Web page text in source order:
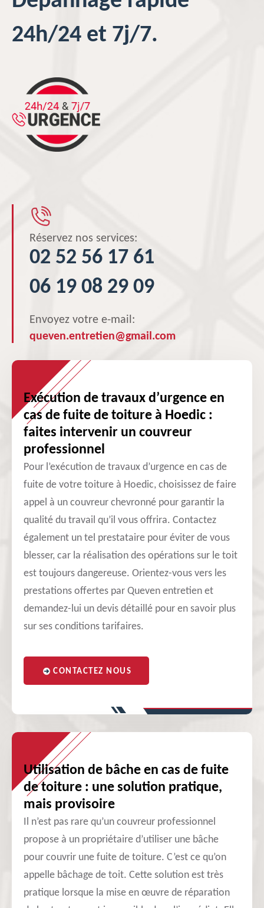
24h/24 et 7j/7.
Réservez nos services:
02 52 56 17 61
06 19 08 29 09
Envoyez votre e-mail:
queven.entretien@gmail.com
Exécution de travaux d’urgence en
cas de fuite de toiture à Hoedic :
faites intervenir un couvreur
professionnel
Pour l’exécution de travaux d’urgence en cas de
fuite de votre toiture à Hoedic, choisissez de faire
appel à un couvreur chevronné pour garantir la
qualité du travail qu’il vous offrira. Contactez
également un tel prestataire pour éviter de vous
blesser, car la réalisation des opérations sur le toit
est toujours dangereuse. Orientez-vous vers les
prestations offertes par Queven entretien et
demandez-lui un devis détaillé pour en savoir plus
sur ses conditions tarifaires.
CONTACTEZ NOUS
Utilisation de bâche en cas de fuite
de toiture : une solution pratique,
mais provisoire
Il n’est pas rare qu’un couvreur professionnel
propose à un propriétaire d’utiliser une bâche
pour couvrir une fuite de toiture. C’est ce qu’on
appelle bâchage de toit. Cette solution est très
pratique lorsque la mise en œuvre de réparation